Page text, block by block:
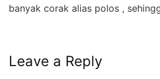
banyak corak alias polos ,
Leave a Reply